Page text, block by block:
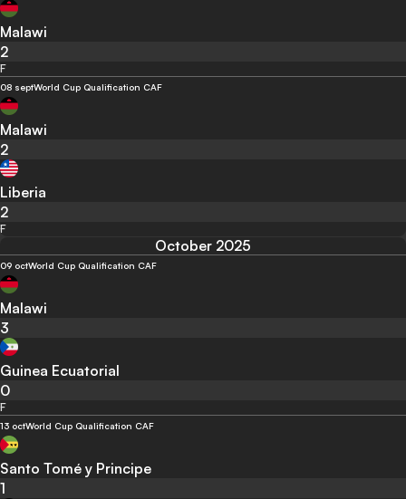
Malawi
2
F
08 septWorld Cup Qualification CAF
Malawi
2
Liberia
2
F
October 2025
09 octWorld Cup Qualification CAF
Malawi
3
Guinea Ecuatorial
0
F
13 octWorld Cup Qualification CAF
Santo Tomé y Principe
1